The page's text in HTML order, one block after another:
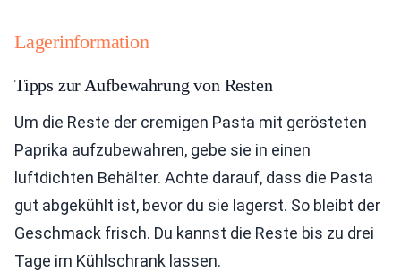
Lagerinformation
Tipps zur Aufbewahrung von Resten
Um die Reste der cremigen Pasta mit gerösteten
Paprika aufzubewahren, gebe sie in einen
luftdichten Behälter. Achte darauf, dass die Pasta
gut abgekühlt ist, bevor du sie lagerst. So bleibt der
Geschmack frisch. Du kannst die Reste bis zu drei
Tage im Kühlschrank lassen.